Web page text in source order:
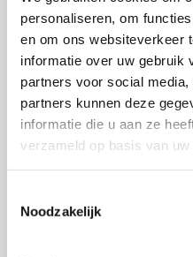
personaliseren, om
en om ons websiteverkeer
informatie over uw gebruik
partners voor social
partners kunnen deze
informatie die u aan ze
verzameld op basis van
Noodzakelijk
0348 – 43 29 20
(ma t/m do: van 10.00 tot
info@crohn-colitis.nl
0348 – 420 780 (
(ma t/m do: van 10:00 tot